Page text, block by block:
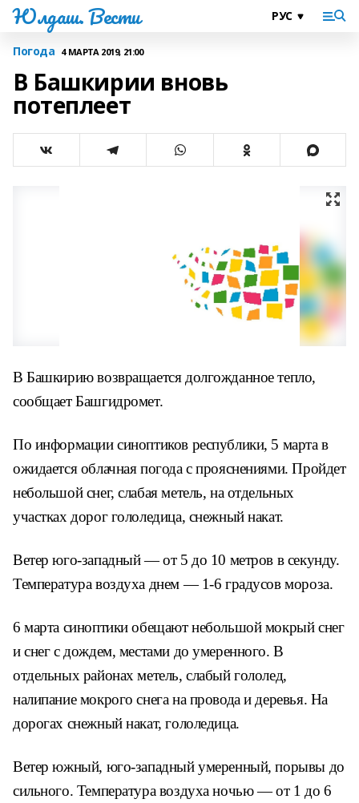
Юлдаш. Вести
Погода 4 МАРТА 2019, 21:00
В Башкирии вновь
потеплеет
В Башкирию возвращается долгожданное тепло,
сообщает Башгидромет.
По информации синоптиков республики, 5 марта в
ожидается облачная погода с прояснениями. Пройдет
небольшой снег, слабая метель, на отдельных
участках дорог гололедица, снежный накат.
Ветер юго-западный — от 5 до 10 метров в секунду.
Температура воздуха днем — 1-6 градусов мороза.
6 марта синоптики обещают небольшой мокрый снег
и снег с дождем, местами до умеренного. В
отдельных районах метель, слабый гололед,
налипание мокрого снега на провода и деревья. На
дорогах снежный накат, гололедица.
Ветер южный, юго-западный умеренный, порывы до
сильного. Температура воздуха ночью — от 1 до 6